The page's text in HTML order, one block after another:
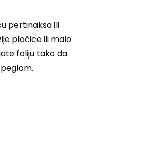
pertinaksa ili
pločice ili malo
foliju tako da